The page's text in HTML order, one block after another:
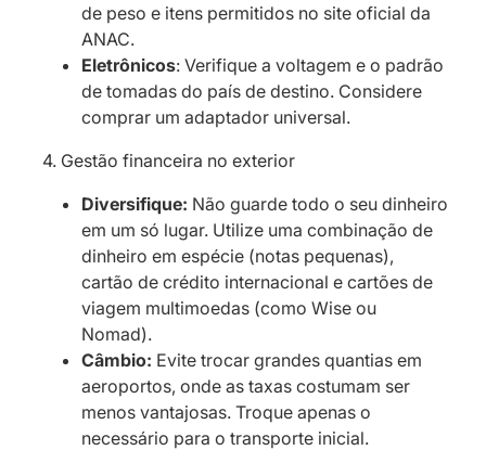
de peso e itens permitidos no site oficial da
ANAC.
Eletrônicos: Verifique a voltagem e o padrão
de tomadas do país de destino. Considere
comprar um adaptador universal.
4. Gestão financeira no exterior
Diversifique: Não guarde todo o seu dinheiro
em um só lugar. Utilize uma combinação de
dinheiro em espécie (notas pequenas),
cartão de crédito internacional e cartões de
viagem multimoedas (como Wise ou
Nomad).
Câmbio: Evite trocar grandes quantias em
aeroportos, onde as taxas costumam ser
menos vantajosas. Troque apenas o
necessário para o transporte inicial.